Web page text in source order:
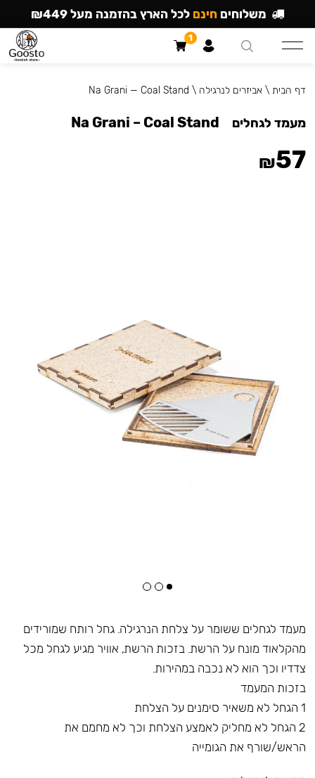
מעמד לגחלים ששומר על צלחת הנרגילה. גחל רותח שמורידים
מהקלאוד מונח על הרשת. בזכות הרשת, אוויר מגיע לגחל מכל
צדדיו וכך הוא לא נכבה במהירות.
בזכות המעמד
1 הגחל לא משאיר סימנים על הצלחת
2 הגחל לא מחליק לאמצע הצלחת וכך לא מחמם את
הראש/שורף את הגומייה
דף הבית \אביזרים לנרגילה \
Na Grani — Coal Stand
מעמד לגחלים Na Grani – Coal Stand
₪57
משלוחים חינם לכל הארץ בהזמנה מעל ₪449
1